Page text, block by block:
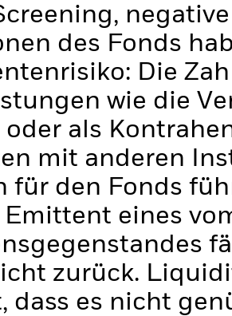
des Fonds
Die
wie die
als
mit anderen
für den Fonds
eines
zurück.
dass es nicht